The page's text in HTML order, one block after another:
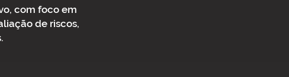
com foco em
de riscos,